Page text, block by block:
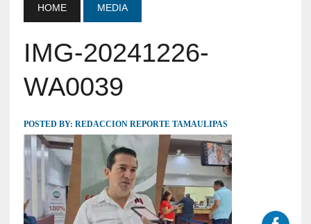
HOME MEDIA
IMG-20241226-
WA0039
POSTED BY: REDACCION REPORTE TAMAULIPAS